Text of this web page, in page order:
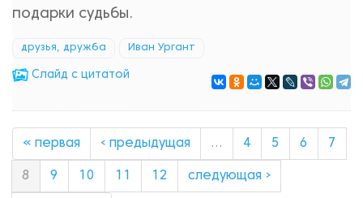
подарки судьбы.
друзья, дружба Иван Ургант
Cлайд с цитатой
« первая ‹ предыдущая … 4 5 6 7
8 9 10 12 следующая ›